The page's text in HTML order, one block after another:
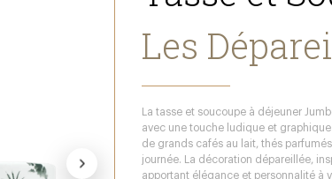
Les
La tasse et soucoupe à déjeuner
avec une touche ludique et
de grands cafés au lait, thés
journée. La décoration dépareillée,
apportant élégance et personnalité à